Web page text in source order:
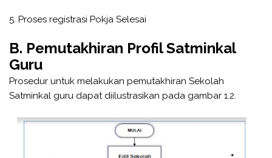
5. Proses registrasi Pokja Selesai
B. Pemutakhiran Profil Satminkal
Guru
Prosedur untuk melakukan pemutakhiran Sekolah
Satminkal guru dapat diilustrasikan pada gambar 1.2.